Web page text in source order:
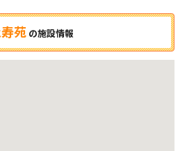
苑 の施設情報